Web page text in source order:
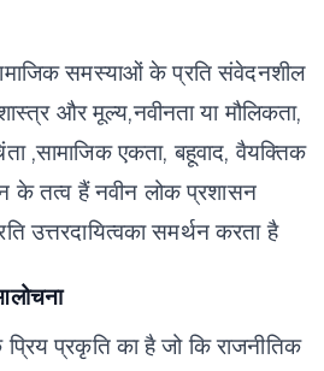
समस्याओं के प्रति संवेदनशील
और मूल्य,नवीनता या मौलिकता,
,सामाजिक एकता, बहूवाद, वैयक्तिक
के तत्व हैंनवीन लोक प्रशासन
उत्तरदायित्वका समर्थन करता है
प्रकृति का है जो कि राजनीतिक